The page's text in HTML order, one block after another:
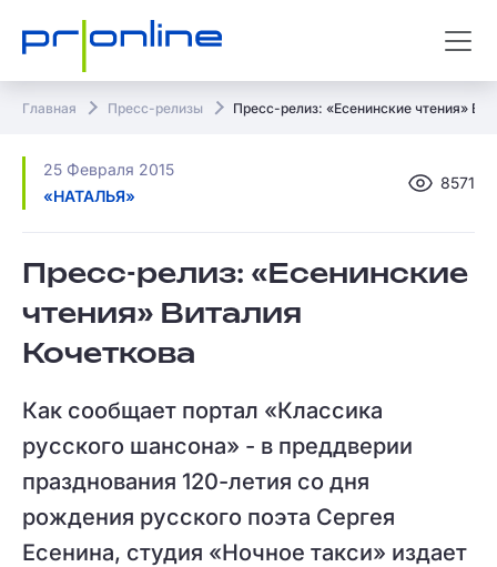
Главная Пресс-релизы Пресс-релиз: «Есенинские чтения»
25 Февраля 2015
«НАТАЛЬЯ»
8571
Пресс-релиз: «Есенинские
чтения» Виталия
Кочеткова
Как сообщает портал «Классика
русского шансона» - в преддверии
празднования 120-летия со дня
рождения русского поэта Сергея
Есенина, студия «Ночное такси» издает